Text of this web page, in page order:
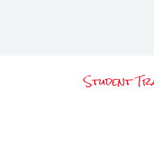
Student
Gata să